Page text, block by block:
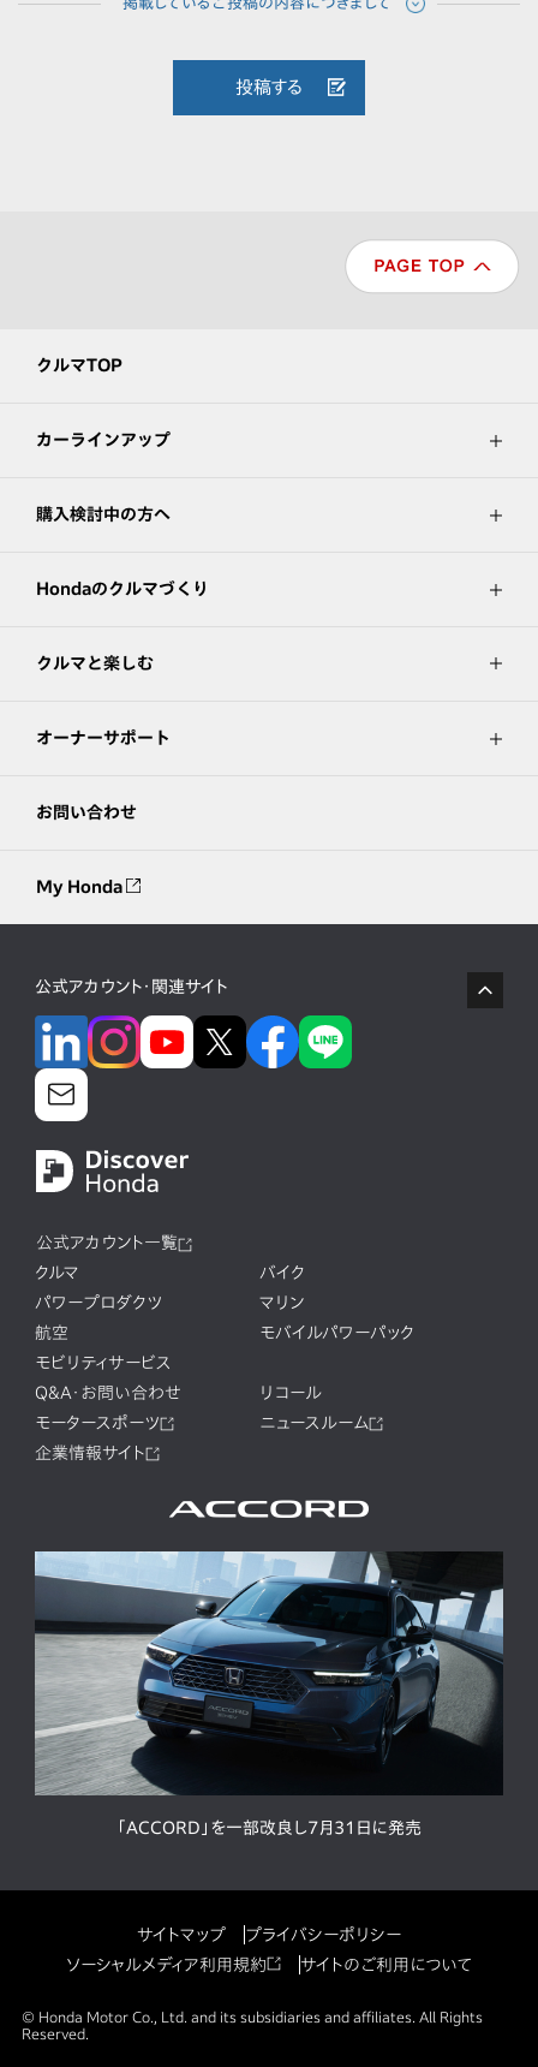
投稿する
クルマTOP
カーラインアップ
購入検討中の方へ
Hondaのクルマづくり
クルマと楽しむ
オーナーサポート
お問い合わせ
My Honda
公式アカウント・関連サイト
公式アカウント一覧
クルマ
バイク
パワープロダクツ
マリン
航空
モバイルパワーパック
モビリティサービス
Q&A・お問い合わせ
リコール
モータースポーツ
ニュースルーム
企業情報サイト
「ACCORD」を一部改良し7月31日に発売
サイトマップ
プライバシーポリシー
ソーシャルメディア利用規約
サイトのご利用について
© Honda Motor Co., Ltd. and its subsidiaries and affiliates. All Rights
Reserved.